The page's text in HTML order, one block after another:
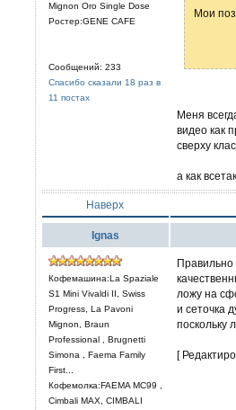
Mignon Oro Single Dose
Ростер:GENE CAFE
Сообщений: 233
Спасибо сказали 18 раз в
11 постах
Мои
Меня
видео как
сверху
а как
Наверх
Ignas
Кофемашина:La Spaziale
S1 Mini Vivaldi II, Swiss
Progress, La Pavoni
Mignon, Braun
Professional , Brugnetti
Simona , Faema Family
First...
Кофемолка:FAEMA MC99 ,
Cimbali MAX, CIMBALI
Правильно
ложу на
и сеточка
поскольку
[